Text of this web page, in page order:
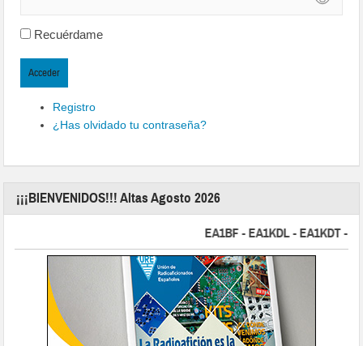
Recuérdame
Acceder
Registro
¿Has olvidado tu contraseña?
¡¡¡BIENVENIDOS!!! Altas Agosto 2026
EA1BF - EA1KDL - EA1KDT -